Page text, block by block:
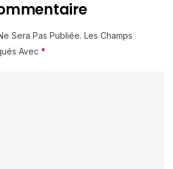
Sera Pas Publiée. Les Champs
Avec *